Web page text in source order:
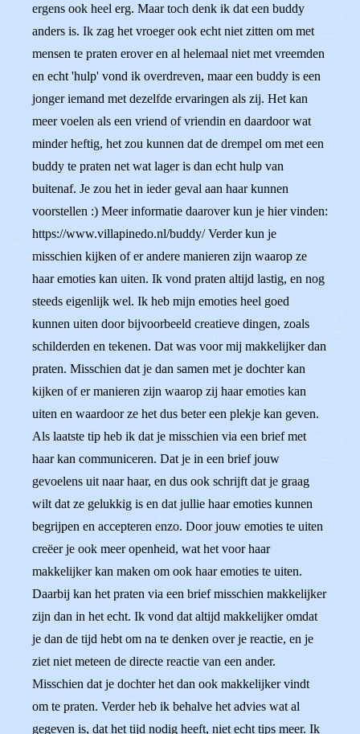
ergens ook heel erg. Maar toch denk ik dat een buddy
anders is. Ik zag het vroeger ook echt niet zitten om met
mensen te praten erover en al helemaal niet met vreemden
en echt 'hulp' vond ik overdreven, maar een buddy is een
jonger iemand met dezelfde ervaringen als zij. Het kan
meer voelen als een vriend of vriendin en daardoor wat
minder heftig, het zou kunnen dat de drempel om met een
buddy te praten net wat lager is dan echt hulp van
buitenaf. Je zou het in ieder geval aan haar kunnen
voorstellen :) Meer informatie daarover kun je hier vinden:
https://www.villapinedo.nl/buddy/ Verder kun je
misschien kijken of er andere manieren zijn waarop ze
haar emoties kan uiten. Ik vond praten altijd lastig, en nog
steeds eigenlijk wel. Ik heb mijn emoties heel goed
kunnen uiten door bijvoorbeeld creatieve dingen, zoals
schilderden en tekenen. Dat was voor mij makkelijker dan
praten. Misschien dat je dan samen met je dochter kan
kijken of er manieren zijn waarop zij haar emoties kan
uiten en waardoor ze het dus beter een plekje kan geven.
Als laatste tip heb ik dat je misschien via een brief met
haar kan communiceren. Dat je in een brief jouw
gevoelens uit naar haar, en dus ook schrijft dat je graag
wilt dat ze gelukkig is en dat jullie haar emoties kunnen
begrijpen en accepteren enzo. Door jouw emoties te uiten
creëer je ook meer openheid, wat het voor haar
makkelijker kan maken om ook haar emoties te uiten.
Daarbij kan het praten via een brief misschien makkelijker
zijn dan in het echt. Ik vond dat altijd makkelijker omdat
je dan de tijd hebt om na te denken over je reactie, en je
ziet niet meteen de directe reactie van een ander.
Misschien dat je dochter het dan ook makkelijker vindt
om te praten. Verder heb ik behalve het advies wat al
gegeven is, dat het tijd nodig heeft, niet echt tips meer. Ik